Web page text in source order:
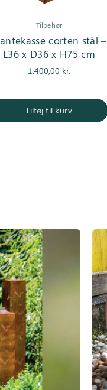
Tilbehør
corten stål –
L36 x D36 x H75 cm
1.400,00 kr.
Tilføj til kurv